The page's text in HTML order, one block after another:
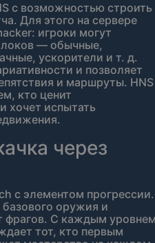
с возможностью строить
Для этого на сервере
игроки могут
— обычные,
ускорители и т. д.
и позволяет
и маршруты. HNS
кто ценит
хочет испытать
через
с элементом прогрессии.
оружия и
фрагов. С каждым
тот, кто первым